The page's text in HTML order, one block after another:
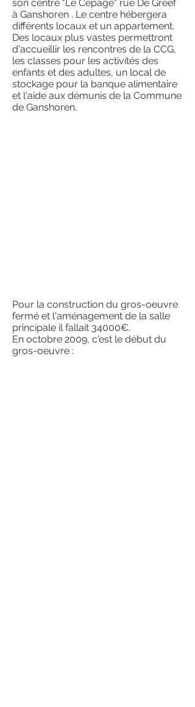
son centre "Le Cépage" rue De Greef
à Ganshoren . Le centre hébergera
différents locaux et un appartement.
Des locaux plus vastes permettront
d'accueillir les rencontres de la CCG,
les classes pour les activités des
enfants et des adultes, un local de
stockage pour la banque alimentaire
et l'aide aux démunis de la Commune
de Ganshoren.
Pour la construction du gros-oeuvre
fermé et l'aménagement de la salle
principale il fallait 34000€.
En octobre 2009, c'est le début du
gros-oeuvre :